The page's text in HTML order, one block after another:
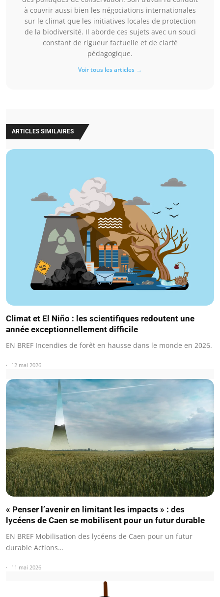
à couvrir aussi bien les négociations internationales
sur le climat que les initiatives locales de protection
de la biodiversité. Il aborde ces sujets avec un souci
constant de rigueur factuelle et de clarté
pédagogique.
Voir tous les articles →
ARTICLES SIMILAIRES
Climat et El Niño : les scientifiques redoutent une
année exceptionnellement difficile
EN BREF Incendies de forêt en hausse dans le monde en 2026.
12 mai 2026
« Penser l’avenir en limitant les impacts » : des
lycéens de Caen se mobilisent pour un futur durable
EN BREF Mobilisation des lycéens de Caen pour un futur
durable Actions…
11 mai 2026